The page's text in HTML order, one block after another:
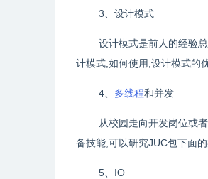
3、设计模式
设计模式是前人的经验
计模式,如何使用,设计模式的
4、 多线程和并发
从校园走向开发岗位或
备技能,可以研究JUC包下面
5、IO